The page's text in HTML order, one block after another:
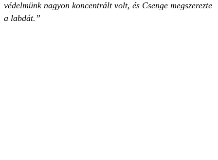
védelmünk nagyon koncentrált volt, és Csenge megszerezte
a labdát.”